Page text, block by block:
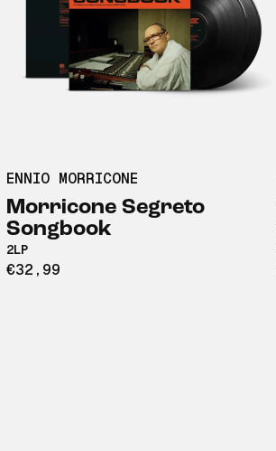
ENNIO MORRICONE
Morricone Segreto
Songbook
2LP
€32,99